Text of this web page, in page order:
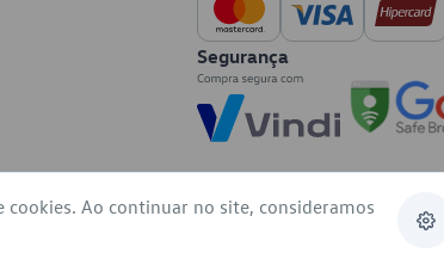
Segurança
Ao continuar no site, consideramos